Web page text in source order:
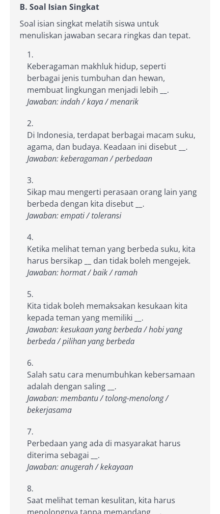
B. Soal Isian Singkat
Soal isian singkat melatih siswa untuk
menuliskan jawaban secara ringkas dan tepat.
Keberagaman makhluk hidup, seperti
berbagai jenis tumbuhan dan hewan,
membuat lingkungan menjadi lebih
.
Jawaban: indah / kaya / menarik
Di Indonesia, terdapat berbagai macam suku,
agama, dan budaya. Keadaan ini disebut
.
Jawaban: keberagaman / perbedaan
Sikap mau mengerti perasaan orang lain yang
berbeda dengan kita disebut
.
Jawaban: empati / toleransi
Ketika melihat teman yang berbeda suku, kita
harus bersikap
dan tidak boleh mengejek.
Jawaban: hormat / baik / ramah
Kita tidak boleh memaksakan kesukaan kita
kepada teman yang memiliki
.
Jawaban: kesukaan yang berbeda / hobi yang
berbeda / pilihan yang berbeda
Salah satu cara menumbuhkan kebersamaan
adalah dengan saling
.
Jawaban: membantu / tolong-menolong /
bekerjasama
Perbedaan yang ada di masyarakat harus
diterima sebagai
.
Jawaban: anugerah / kekayaan
Saat melihat teman kesulitan, kita harus